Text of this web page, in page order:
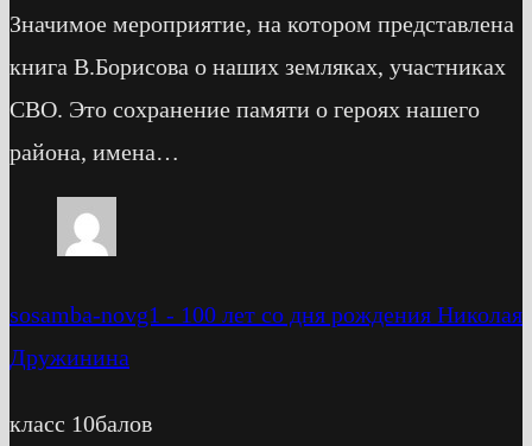
Значимое мероприятие, на котором представлена
книга В.Борисова о наших земляках, участниках
СВО. Это сохранение памяти о героях нашего
района, имена…
sosamba-novg1 - 100 лет со дня рождения Николая
Дружинина
класс 10балов